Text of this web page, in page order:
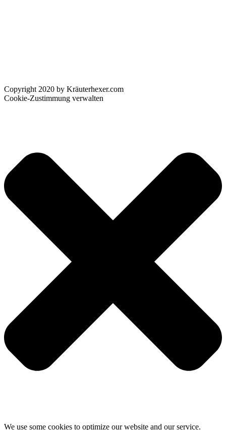
Copyright 2020 by Kräuterhexer.com
Cookie-Zustimmung verwalten
We use some cookies to optimize our website and our service.